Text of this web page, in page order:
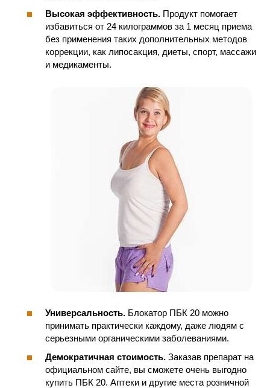
Высокая эффективность. Продукт помогает
избавиться от 24 килограммов за 1 месяц приема
без применения таких дополнительных методов
коррекции, как липосакция, диеты, спорт, массажи
и медикаменты.
Универсальность. Блокатор ПБК 20 можно
принимать практически каждому, даже людям с
серьезными органическими заболеваниями.
Демократичная стоимость. Заказав препарат на
официальном сайте, вы сможете очень выгодно
купить ПБК 20. Аптеки и другие места розничной